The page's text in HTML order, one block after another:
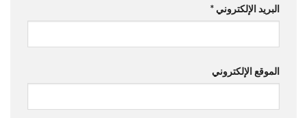
البريد الإلكتروني *
الموقع الإلكتروني